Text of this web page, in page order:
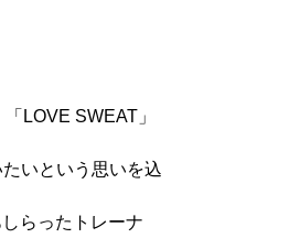
LOVE SWEAT」
いという思いを込
らったトレーナ